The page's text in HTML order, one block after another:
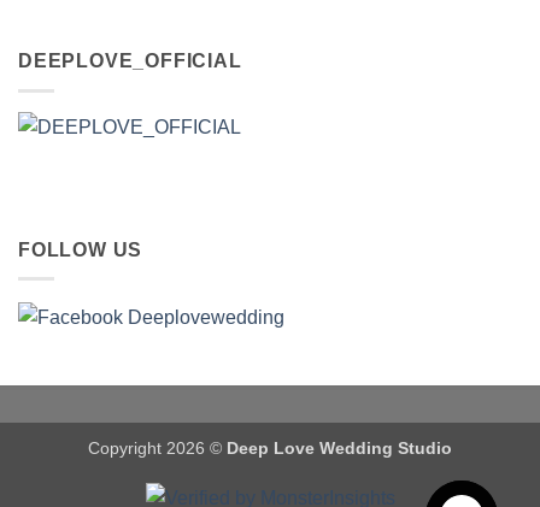
DEEPLOVE_OFFICIAL
FOLLOW US
Copyright 2026 © Deep Love Wedding Studio